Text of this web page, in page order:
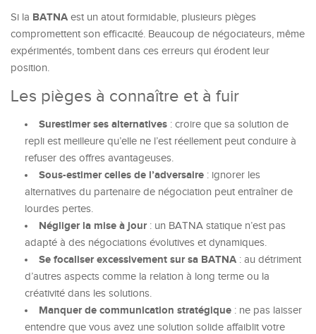
Si la BATNA est un atout formidable, plusieurs pièges
compromettent son efficacité. Beaucoup de négociateurs, même
expérimentés, tombent dans ces erreurs qui érodent leur
position.
Les pièges à connaître et à fuir
Surestimer ses alternatives : croire que sa solution de
repli est meilleure qu’elle ne l’est réellement peut conduire à
refuser des offres avantageuses.
Sous-estimer celles de l’adversaire : ignorer les
alternatives du partenaire de négociation peut entraîner de
lourdes pertes.
Négliger la mise à jour: un BATNA statique n’est pas
adapté à des négociations évolutives et dynamiques.
Se focaliser excessivement sur sa BATNA : au détriment
d’autres aspects comme la relation à long terme ou la
créativité dans les solutions.
Manquer de communication stratégique : ne pas laisser
entendre que vous avez une solution solide affaiblit votre